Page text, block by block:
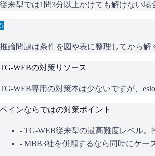
従来型では1問3分以上かけても解けない場
5
推論問題は条件を図や表に整理してから解
TG-WEBの対策リソース
TG-WEB専用の対策本は少ないですが、
ベインならではの対策ポイント
- TG-WEB従来型の最高難度レベル
- MBB3社を併願するなら同時にケー